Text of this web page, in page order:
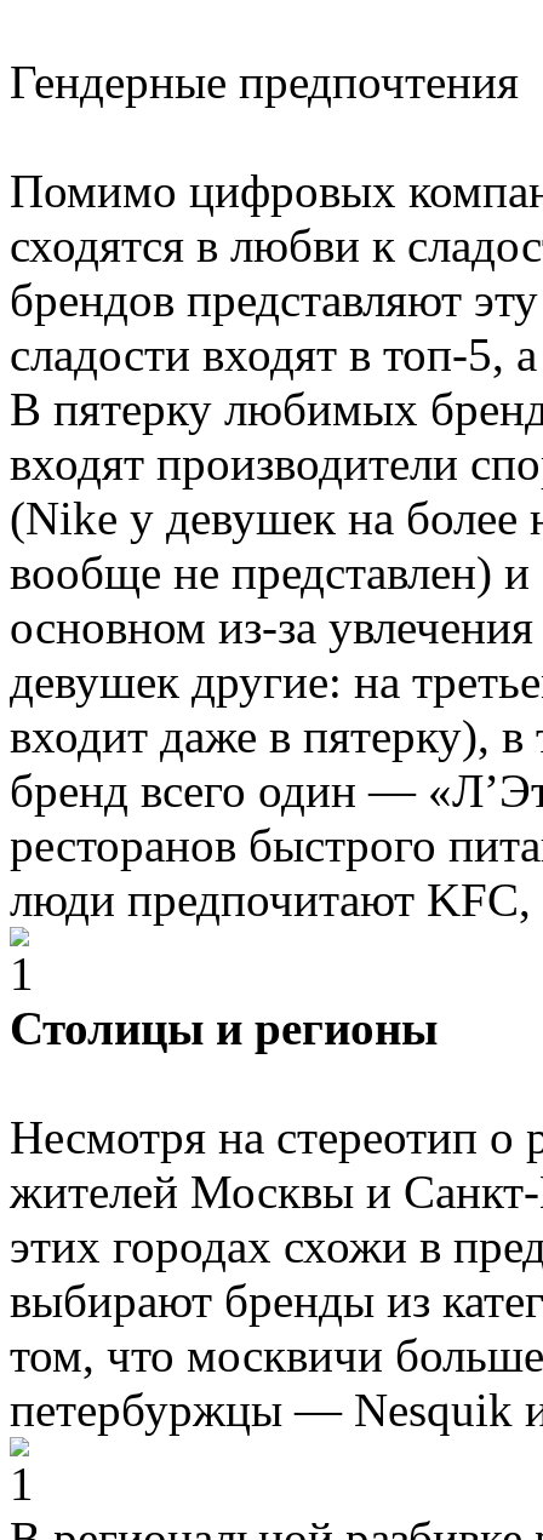
Гендерные предпочтения
Помимо цифровых
сходятся в любви к
брендов представляют
сладости входят в топ-
В пятерку любимых
входят производители
(Nike у девушек на более
вообще не представлен)
основном из-за
девушек другие: на
входит даже в пятерку),
бренд всего один —
ресторанов быстрого
люди предпочитают
Столицы и регионы
Несмотря на стереотип о
жителей Москвы и Санкт-
этих городах схожи в
выбирают бренды из
том, что москвичи
петербуржцы — Nesquik